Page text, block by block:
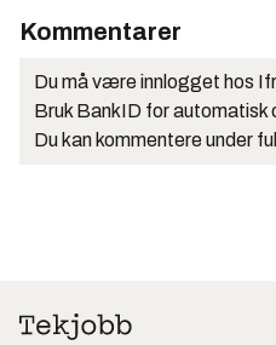
Kommentarer
Du må være innlogget hos
Bruk BankID for automatisk
Du kan kommentere under